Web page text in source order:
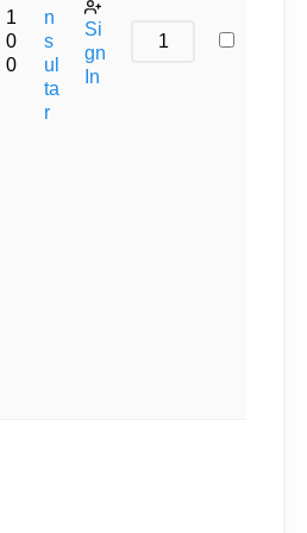
1
0
0
n
s
ul
ta
r
Si
gn
In